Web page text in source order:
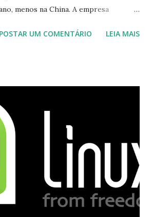
menos na China. A empresa
do MSN, segundo a empresa, os
como muitos profissionais de TI) ,
Linux, claro, sempre existem outras
se mostra como opção.
POSTAR UM COMENTÁRIO LEIA MAIS